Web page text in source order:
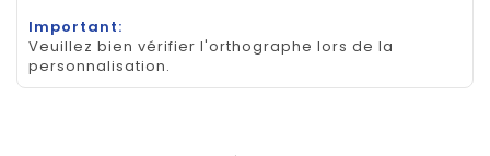
Important:
Veuillez bien vérifier l'orthographe lors de la
personnalisation.